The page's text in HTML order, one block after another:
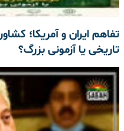
تفاهم ایران و آمریکا؛
تاریخی یا آزمونی بزرگ؟